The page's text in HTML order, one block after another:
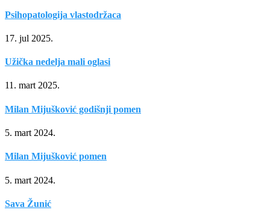
Psihopatologija vlastodržaca
17. jul 2025.
Užička nedelja mali oglasi
11. mart 2025.
Milan Mijušković godišnji pomen
5. mart 2024.
Milan Mijušković pomen
5. mart 2024.
Sava Žunić